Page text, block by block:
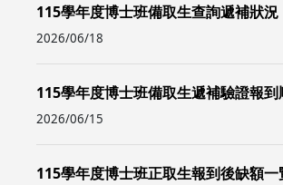
115學年度博士班備取生查詢遞補狀況
2026/06/18
115學年度博士班備取生遞補驗證報
2026/06/15
115學年度博士班正取生報到後缺額一